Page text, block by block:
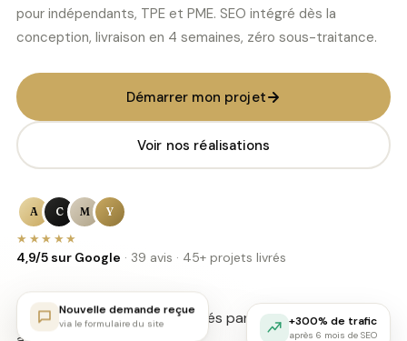
pour indépendants, TPE et PME. SEO intégré dès la
conception, livraison en 4 semaines, zéro sous-traitance.
Démarrer mon projet
Voir nos réalisations
A C M Y
★★★★★
4,9/5 sur Google · 39 avis · 45+ projets livrés
+300% de trafic
après 6 mois de SEO
Nouvelle demande reçue
via le formulaire du site